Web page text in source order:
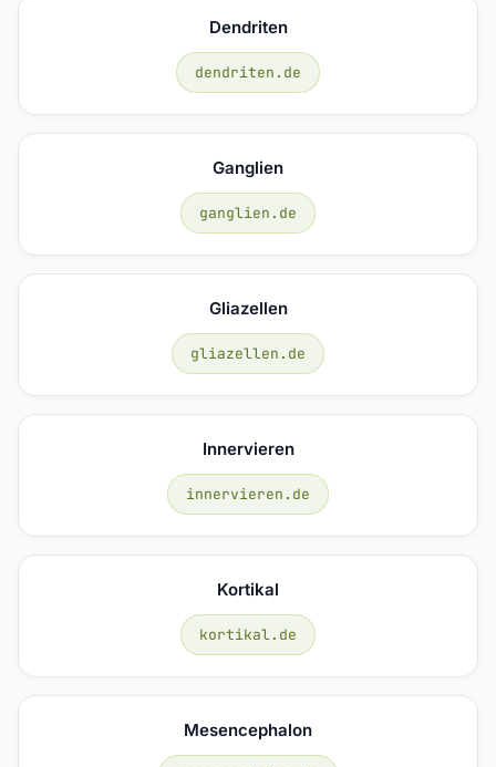
Dendriten
dendriten.de
Ganglien
ganglien.de
Gliazellen
gliazellen.de
Innervieren
innervieren.de
Kortikal
kortikal.de
Mesencephalon